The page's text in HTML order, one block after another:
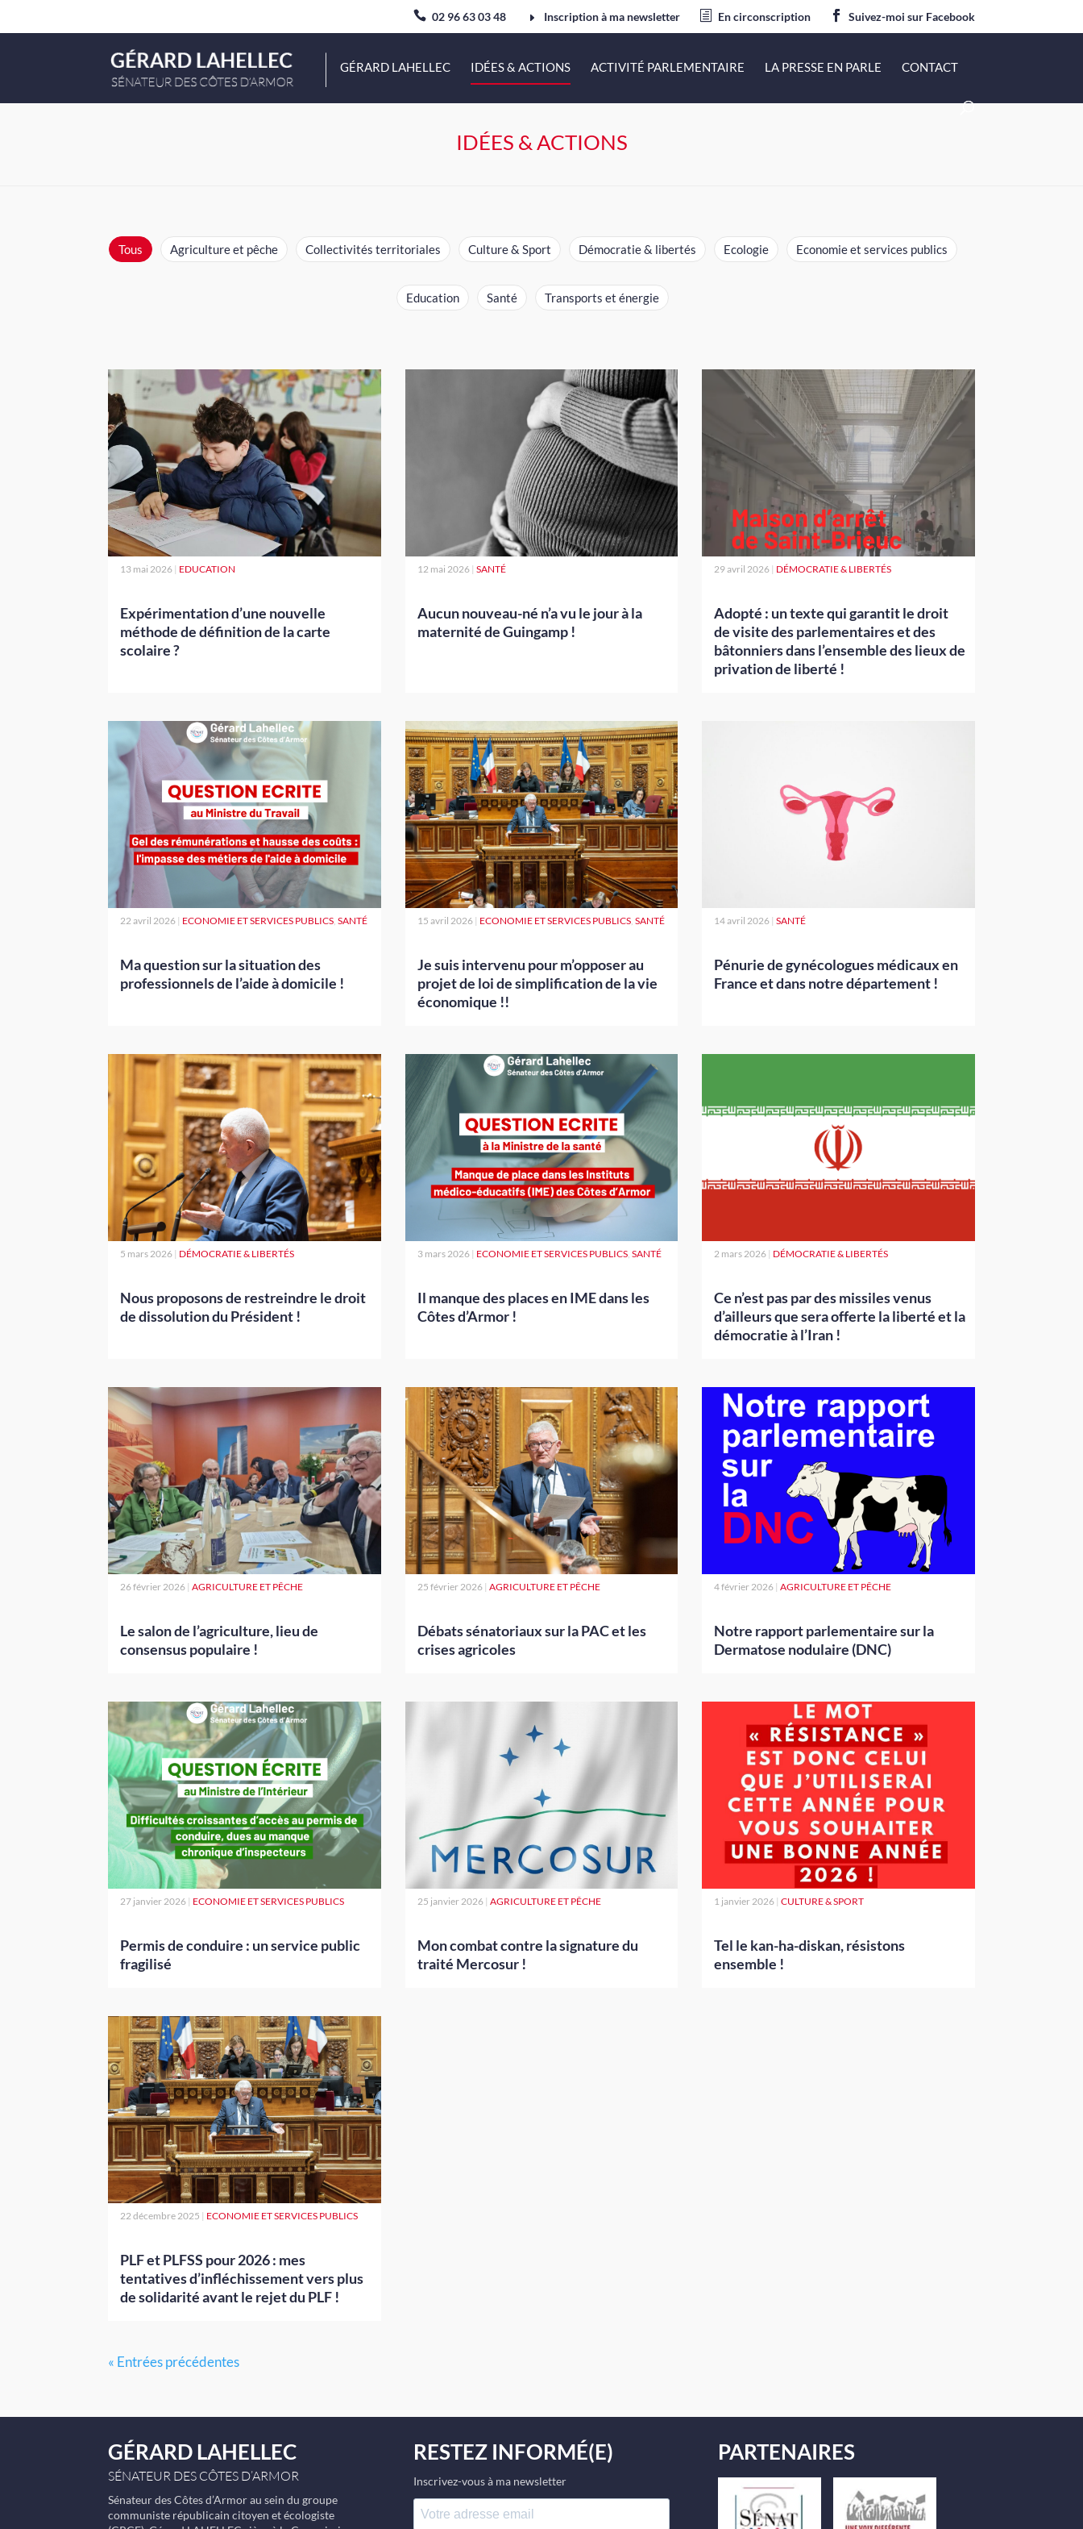
02 96 63 03 48 Inscription à ma newsletter En circonscription Suivez-moi sur Facebook
GÉRARD LAHELLEC IDÉES & ACTIONS ACTIVITÉ PARLEMENTAIRE LA PRESSE EN PARLE CONTACT
IDÉES & ACTIONS
Tous Agriculture et pêche Collectivités territoriales Culture & Sport Démocratie & libertés Ecologie Economie et services publics
Education Santé Transports et énergie
Expérimentation d’une nouvelle
méthode de définition de la carte
scolaire ?
13 mai 2026 | EDUCATION
Aucun nouveau-né n’a vu le jour à la
maternité de Guingamp !
12 mai 2026| SANTÉ
Adopté : un texte qui garantit le droit
de visite des parlementaires et des
bâtonniers dans l’ensemble des lieux de
privation de liberté !
29 avril 2026 | DÉMOCRATIE & LIBERTÉS
Ma question sur la situation des
professionnels de l’aide à domicile !
22 avril 2026 | ECONOMIE ET SERVICES PUBLICS,SANTÉ
Je suis intervenu pour m’opposer au
projet de loi de simplification de la vie
économique !!
15 avril 2026| ECONOMIE ET SERVICES PUBLICS, SANTÉ
Pénurie de gynécologues médicaux en
France et dans notre département !
14 avril 2026 |SANTÉ
Nous proposons de restreindre le droit
de dissolution du Président !
5 mars 2026 | DÉMOCRATIE & LIBERTÉS
Il manque des places en IME dans les
Côtes d’Armor !
3 mars 2026| ECONOMIE ET SERVICES PUBLICS, SANTÉ
Ce n’est pas par des missiles venus
d’ailleurs que sera offerte la liberté et la
démocratie à l’Iran !
2 mars 2026 | DÉMOCRATIE & LIBERTÉS
Le salon de l’agriculture, lieu de
consensus populaire !
26 février 2026 |AGRICULTURE ET PÊCHE
Débats sénatoriaux sur la PAC et les
crises agricoles
25 février 2026| AGRICULTURE ET PÊCHE
Notre rapport parlementaire sur la
Dermatose nodulaire (DNC)
4 février 2026 |AGRICULTURE ET PÊCHE
Permis de conduire : un service public
fragilisé
27 janvier 2026 | ECONOMIE ET SERVICES PUBLICS
Mon combat contre la signature du
traité Mercosur !
25 janvier 2026| AGRICULTURE ET PÊCHE
Tel le kan-ha-diskan, résistons
ensemble !
1 janvier 2026 |CULTURE & SPORT
PLF et PLFSS pour 2026 : mes
tentatives d’infléchissement vers plus
de solidarité avant le rejet du PLF !
22 décembre 2025 | ECONOMIE ET SERVICES PUBLICS
« Entrées précédentes
GÉRARD LAHELLEC
SÉNATEUR DES CÔTES D’ARMOR
Sénateur des Côtes d’Armor au sein du groupe
communiste républicain citoyen et écologiste
RESTEZ INFORMÉ(E)
Inscrivez-vous à ma newsletter
PARTENAIRES